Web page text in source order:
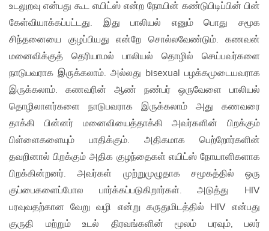
உடலுறவு என்பது கூட எயிட்ஸ் என்ற நோயின் கண்டுபிடிப்பின் பின்
கேள்வியாக்கப்பட்டது. இது பாலியல் எனும் பொது சமூக
சிந்தனையை குழப்பியது என்றே சொல்லவேண்டும். கணவன்
மனைவிக்குத் தெரியாமல் பாலியல் தொழில் செய்பவர்களை
நாடுபவராக இருக்கலாம். அல்லது bisexual பழக்கமுடையவராக
இருக்கலாம். கணவரின் ஆண் நண்பர் ஒருவேளை பாலியல்
தொழிலாளர்களை நாடுபவராக இருக்கலாம் அது கணவரை
தாக்கி பின்னர் மனைவியைத்தாக்கி அவர்களின் பிறக்கும்
பிள்ளைகளையும் பாதிக்கும். அதிகமாக பெற்றோர்களின்
தவறினால் பிறக்கும் அதிக குழந்தைகள் எயிட்ஸ் நோயாளிகளாக
பிறக்கின்றனர். அவர்கள் முற்றுமுழுதாக சமூகத்தில் ஒரு
குப்பைகளைப்போல பார்க்கப்படுகிறார்கள். அடுத்து HIV
பரவுவதற்கான வேறு வழி என்று கருதுமிடத்தில் HIV என்பது
குருதி மற்றும் உடல் திரவங்களின் மூலம் பரவும், பலர்